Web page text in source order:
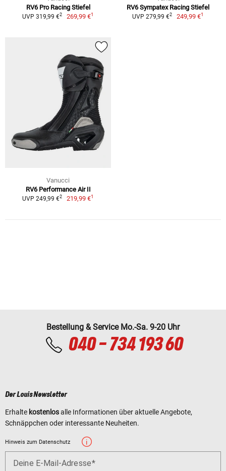
RV6 Pro Racing Stiefel
UVP 319,99 €2 269,99 €1
RV6 Sympatex Racing Stiefel
UVP 279,99 €2 249,99 €1
Vanucci
RV6 Performance Air II
UVP 249,99 €2 219,99 €1
Bestellung & Service Mo.-Sa. 9-20 Uhr
040 - 734 193 60
Der Louis Newsletter
Erhalte kostenlosalle Informationen über aktuelle Angebote,
Schnäppchen oder interessante Neuheiten.
Hinweis zum Datenschutz
Deine E-Mail-Adresse